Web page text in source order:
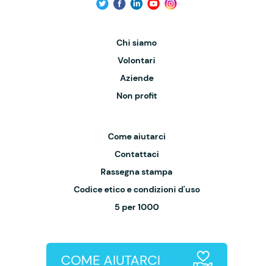
Chi siamo
Volontari
Aziende
Non profit
Come aiutarci
Contattaci
Rassegna stampa
Codice etico e condizioni d'uso
5 per 1000
COME AIUTARCI